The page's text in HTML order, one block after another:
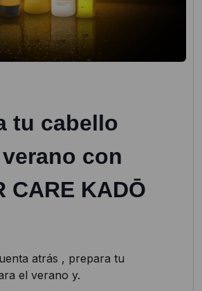
tu cabello
con
CARE KADŌ
atrás , prepara tu
el verano y.